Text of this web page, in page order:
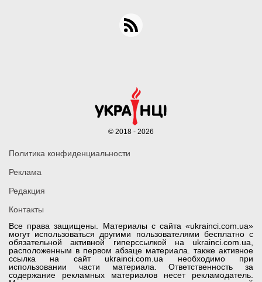
Все права защищены. Материалы с сайта «ukrainci.com.ua»
могут использоваться другими пользователями бесплатно с
обязательной активной гиперссылкой на ukrainci.com.ua,
расположенным в первом абзаце материала. также активное
ссылка на сайт ukrainci.com.ua необходимо при
использовании части материала. Ответственность за
содержание рекламных материалов несет рекламодатель.
Политика конфиденциальности
Реклама
Редакция
Контакты
© 2018 - 2026